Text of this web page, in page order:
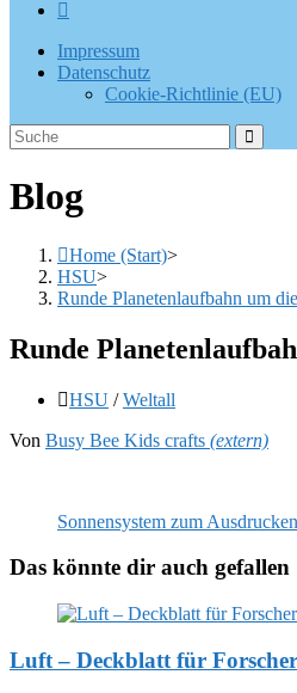
Impressum
Datenschutz
Cookie-Richtlinie (EU)
Blog
Home (Start)>
HSU>
Runde Planetenlaufbahn um
Runde
Beitrags-
HSU / Weltall
Von Busy Bee Kids crafts (extern)
Sonnensystem zum Ausdrucken
Das könnte dir auch gefallen
Luft – Deckblatt für